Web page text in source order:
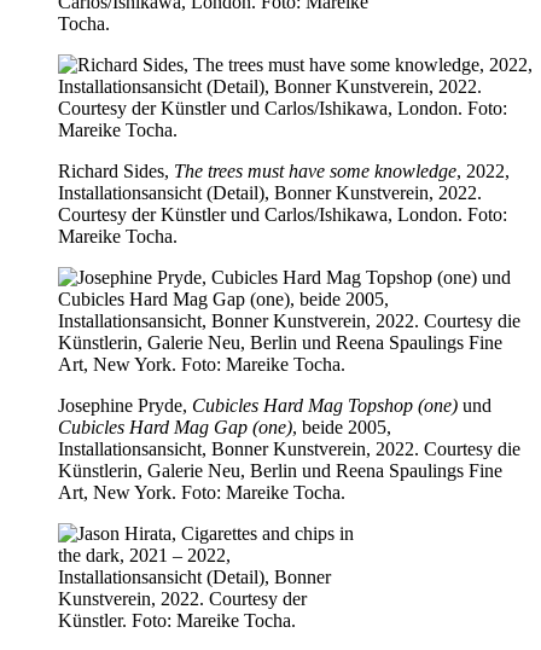
Tocha.
Richard Sides, The trees must have some knowledge, 2022,
Installationsansicht (Detail), Bonner Kunstverein, 2022.
Courtesy der Künstler und Carlos/Ishikawa, London. Foto:
Mareike Tocha.
Josephine Pryde, Cubicles Hard Mag Topshop (one) und
Cubicles Hard Mag Gap (one), beide 2005,
Installationsansicht, Bonner Kunstverein, 2022. Courtesy die
Künstlerin, Galerie Neu, Berlin und Reena Spaulings Fine
Art, New York. Foto: Mareike Tocha.